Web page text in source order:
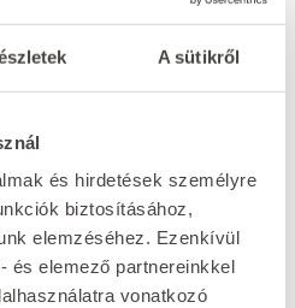
A sütikről
és hirdetések személyre
biztosításához,
elemzéséhez. Ezenkívül
és elemező partnereinkkel
vonatkozó